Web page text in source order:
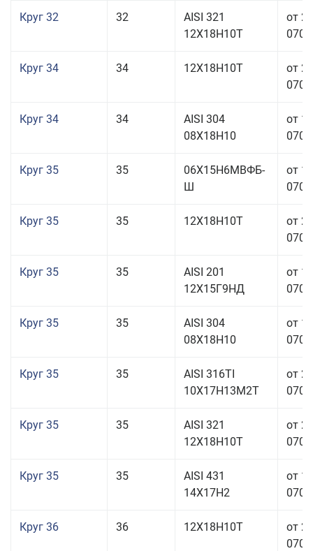
Круг 32 32
AISI 321
12Х18Н10Т
от
Круг 34 34 12Х18Н10Т
от
Круг 34 34
AISI 304
08Х18Н10
от
Круг 35 35
06Х15Н6МВФБ-
Ш
от
Круг 35 35 12Х18Н10Т
от
Круг 35 35
AISI 201
12Х15Г9НД
от
Круг 35 35
AISI 304
08Х18Н10
от
Круг 35 35
AISI 316TI
10Х17Н13М2Т
от
Круг 35 35
AISI 321
12Х18Н10Т
от
Круг 35 35
AISI 431
14Х17Н2
от
Круг 36 36 12Х18Н10Т
от